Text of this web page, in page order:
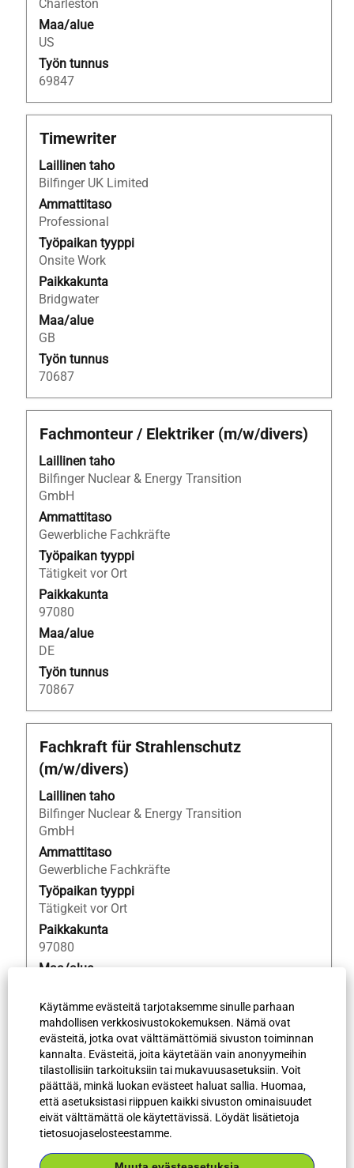
Käytämme evästeitä tarjotaksemme sinulle parhaan
mahdollisen verkkosivustokokemuksen. Nämä ovat
evästeitä, jotka ovat välttämättömiä sivuston toiminnan
kannalta. Evästeitä, joita käytetään vain anonyymeihin
tilastollisiin tarkoituksiin tai mukavuusasetuksiin. Voit
päättää, minkä luokan evästeet haluat sallia. Huomaa,
että asetuksistasi riippuen kaikki sivuston ominaisuudet
eivät välttämättä ole käytettävissä. Löydät lisätietoja
tietosuojaselosteestamme.
Charleston
Maa/alue
US
Työn tunnus
69847
Ammattinimike
Timewriter
Laillinen taho
Bilfinger UK Limited
Ammattitaso
Professional
Työpaikan tyyppi
Onsite Work
Paikkakunta
Bridgwater
Maa/alue
GB
Työn tunnus
70687
Valitse
jos
haluat
nähdä
työpaikan
kaikki
tiedot.
Ammattinimike
Fachmonteur / Elektriker (m/w/divers)
Laillinen taho
Bilfinger Nuclear & Energy Transition
GmbH
Ammattitaso
Gewerbliche Fachkräfte
Työpaikan tyyppi
Tätigkeit vor Ort
Paikkakunta
97080
Maa/alue
DE
Työn tunnus
70867
Valitse
jos
haluat
nähdä
työpaikan
kaikki
tiedot.
Ammattinimike
Fachkraft für Strahlenschutz
(m/w/divers)
Laillinen taho
Bilfinger Nuclear & Energy Transition
GmbH
Ammattitaso
Gewerbliche Fachkräfte
Työpaikan tyyppi
Tätigkeit vor Ort
Paikkakunta
97080
Maa/alue
Työn tunnus
70865
Valitse
välilyöntinäppäimellä,
jos
haluat
nähdä
työpaikan
kaikki
tiedot.
Lisää hakutuloksia
Valitse, kuinka usein (päivinä) hälytys
vastaanotetaan: